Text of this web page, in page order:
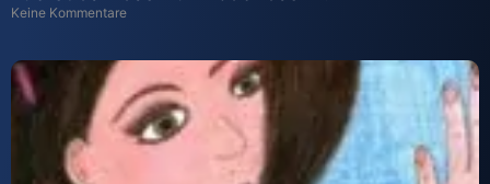
Keine Kommentare